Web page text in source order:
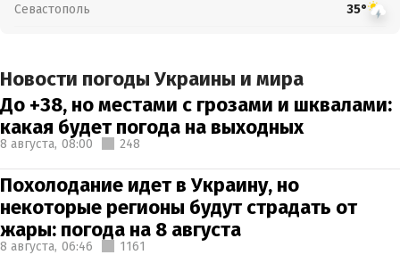
Севастополь 35°
Новости погоды Украины и мира
До +38, но местами с грозами и шквалами:
какая будет погода на выходных
8 августа, 08:00 248
Похолодание идет в Украину, но
некоторые регионы будут страдать от
жары: погода на 8 августа
8 августа, 06:46 1161